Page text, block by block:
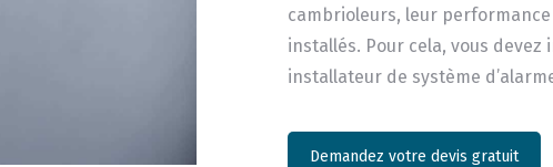
cambrioleurs, leur performance
installés. Pour cela, vous
installateur de système
Demandez votre devis gratuit